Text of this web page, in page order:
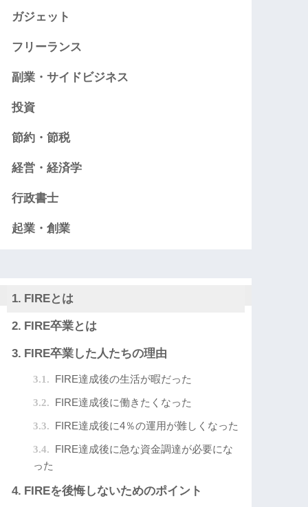
ガジェット
フリーランス
副業・サイドビジネス
投資
節約・節税
経営・経済学
行政書士
起業・創業
FIREとは
FIRE卒業とは
FIRE卒業した人たちの理由
FIRE達成後の生活が暇だった
FIRE達成後に働きたくなった
FIRE達成後に4％の運用が難しくなった
FIRE達成後に急な資金調達が必要にな
った
FIREを後悔しないためのポイント